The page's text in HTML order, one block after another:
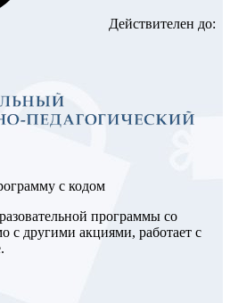
Действителен до:
с кодом
программы со
с другими акциями, работает с